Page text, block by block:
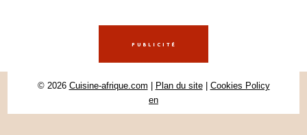
© 2026 Cuisine-afrique.com Plan du site| Cookies Policy
en